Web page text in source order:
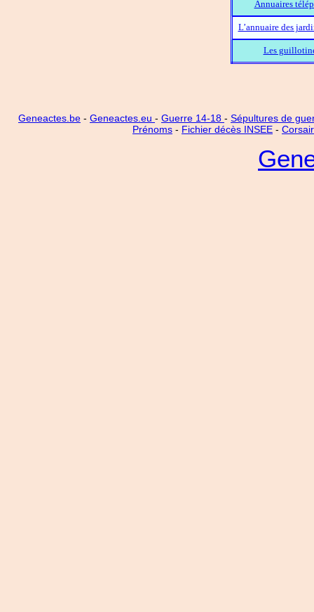
Annuaires
L’annuaire des
Les
Geneactes.be - Geneactes.eu - Guerre 14-18 - Sépultures de
Prénoms - Fichier décès INSEE -